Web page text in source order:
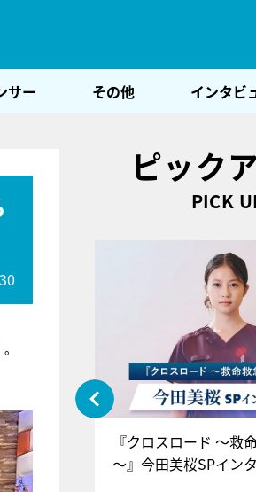
サー その他 インタビ
。
ピック
PICK
』＝LOV
インタ
『クロスロード ～救
～』今田美桜SPイ